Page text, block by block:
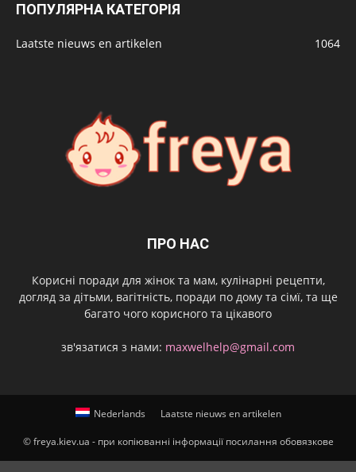
ПОПУЛЯРНА КАТЕГОРІЯ
Laatste nieuws en artikelen 1064
ПРО НАС
Корисні поради для жінок та мам, кулінарні рецепти,
догляд за дітьми, вагітність, поради по дому та сімї, та ще
багато чого корисного та цікавого
зв'язатися з нами: maxwelhelp@gmail.com
Nederlands Laatste nieuws en artikelen
© freya.kiev.ua - при копіюванні інформації посилання обовязкове